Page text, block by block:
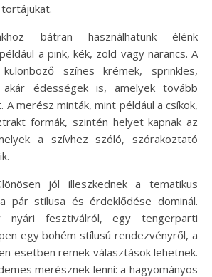
bátran használhatunk élénk
a pink, kék, zöld vagy narancs. A
színes krémek, sprinkles,
akár édességek is, amelyek tovább
A merész minták, mint például a csíkok,
formák, szintén helyet kapnak az
a szívhez szóló, szórakoztató
jól illeszkednek a tematikus
pár stílusa és érdeklődése dominál.
nyári fesztiválról, egy tengerparti
egy bohém stílusú rendezvényről, a
esetben remek választások lehetnek.
merésznek lenni: a hagyományos